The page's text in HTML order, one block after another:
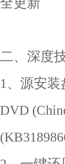
二、深度
1、源安装
DVD